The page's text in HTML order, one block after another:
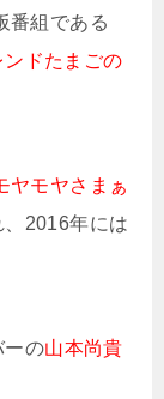
番組である
ンドたまごの
ヤモヤさまぁ
2016年には
ーの山本尚貴